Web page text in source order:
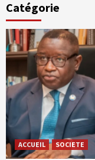
Catégorie
ACCUEIL SOCIETE